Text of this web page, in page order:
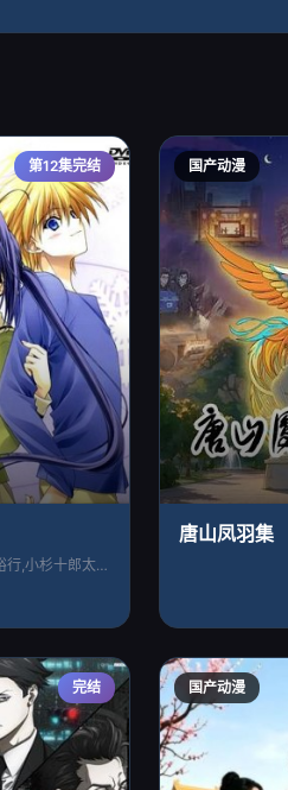
第12集完结
川澄绫子,吉野裕行,小杉十郎太,铃木弘子
国产动漫
唐山凤羽集
完结 国产动漫